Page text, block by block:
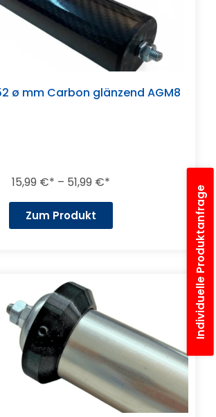
Individuelle Produktanfrage
ø mm Carbon glänzend AGM8
15,99 € – 51,99 €
Zum Produkt